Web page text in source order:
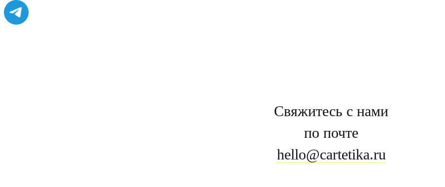
Свяжитесь с нами
по почте
hello@cartetika.ru